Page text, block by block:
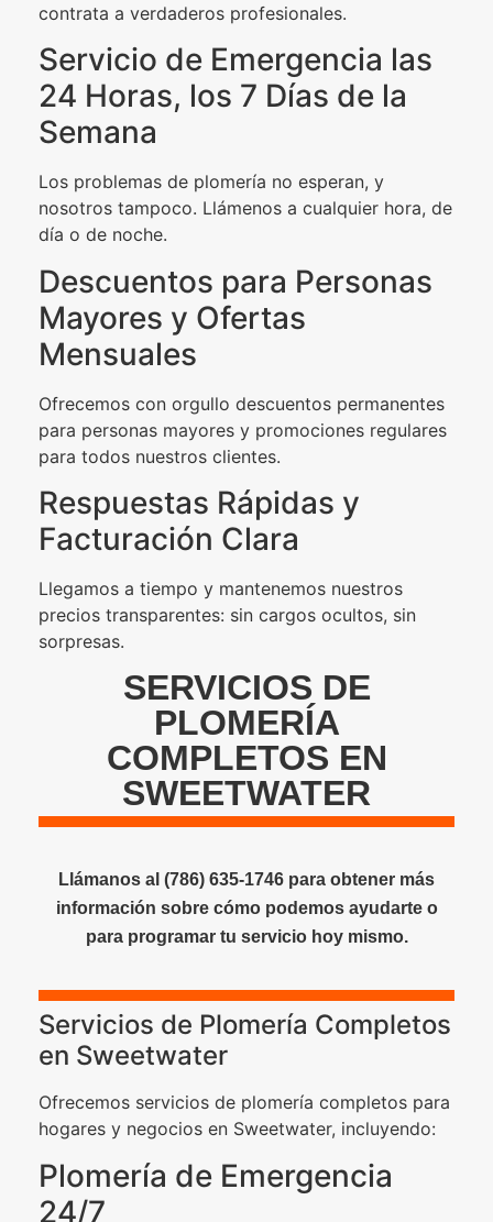
contrata a verdaderos profesionales.
Servicio de Emergencia las
24 Horas, los 7 Días de la
Semana
Los problemas de plomería no esperan, y
nosotros tampoco. Llámenos a cualquier hora, de
día o de noche.
Descuentos para Personas
Mayores y Ofertas
Mensuales
Ofrecemos con orgullo descuentos permanentes
para personas mayores y promociones regulares
para todos nuestros clientes.
Respuestas Rápidas y
Facturación Clara
Llegamos a tiempo y mantenemos nuestros
precios transparentes: sin cargos ocultos, sin
sorpresas.
SERVICIOS DE
PLOMERÍA
COMPLETOS EN
SWEETWATER
Llámanos al (786) 635-1746 para obtener más
información sobre cómo podemos ayudarte o
para programar tu servicio hoy mismo.
Servicios de Plomería Completos
en Sweetwater
Ofrecemos servicios de plomería completos para
hogares y negocios en Sweetwater, incluyendo:
Plomería de Emergencia
24/7